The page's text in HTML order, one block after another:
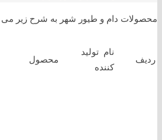
محصولات دام و طیور شهر به شرح زیر می
ردیف
نام تولید
کننده
محصول